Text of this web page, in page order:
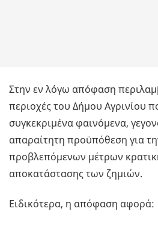
Στην εν λόγω απόφαση
περιοχές του Δήμου Αγρινίου
συγκεκριμένα φαινόμενα,
απαραίτητη προϋπόθεση για
προβλεπόμενων μέτρων
αποκατάστασης των ζημιών.
Ειδικότερα, η απόφαση αφορά: